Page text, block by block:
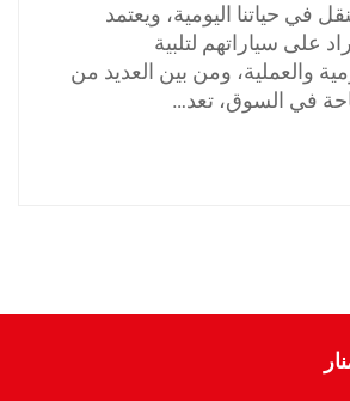
في حياتنا اليومية، ويعتمد
على سياراتهم لتلبية
والعملية، ومن بين العديد من
في السوق، تعد…